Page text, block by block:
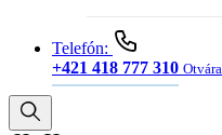
Telefón:
+421 418 777 310